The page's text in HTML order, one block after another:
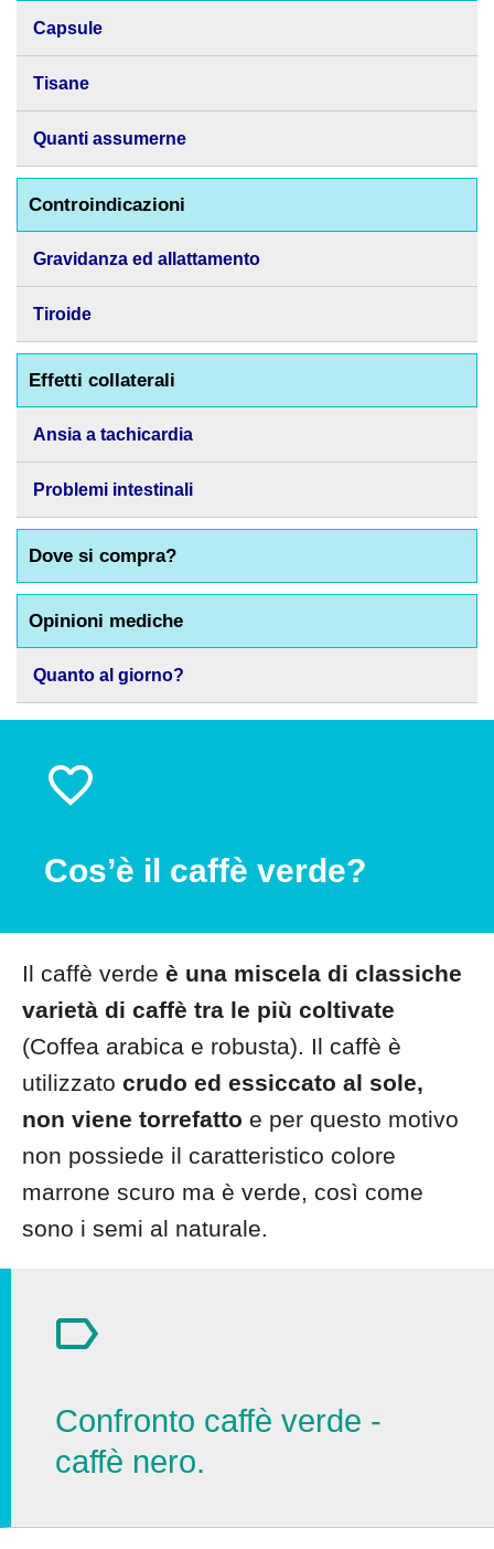
Capsule
Tisane
Quanti assumerne
Controindicazioni
Gravidanza ed allattamento
Tiroide
Effetti collaterali
Ansia a tachicardia
Problemi intestinali
Dove si compra?
Opinioni mediche
Quanto al giorno?
Cos’è il caffè verde?
Il caffè verde è una miscela di classiche
varietà di caffè tra le più coltivate
(Coffea arabica e robusta). Il caffè è
utilizzato crudo ed essiccato al sole,
non viene torrefatto e per questo motivo
non possiede il caratteristico colore
marrone scuro ma è verde, così come
sono i semi al naturale.
Confronto caffè verde -
caffè nero.